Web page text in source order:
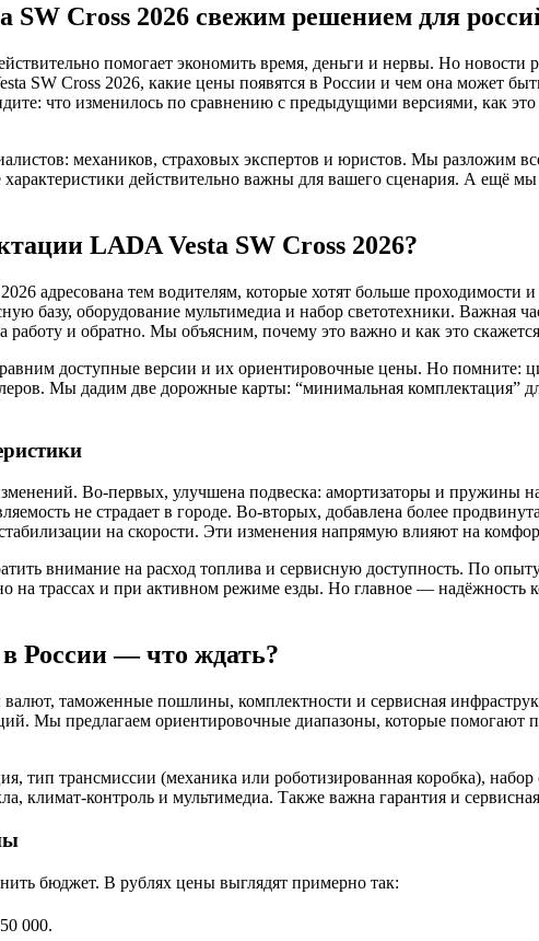
Cross 2026 свежим решением для
помогает экономить время, деньги и нервы. Но новости
SW Cross 2026, какие цены появятся в России и чем она может
что изменилось по сравнению с предыдущими версиями, как это
механиков, страховых экспертов и юристов. Мы разложим
характеристики действительно важны для вашего сценария. А ещё
LADA Vesta SW Cross 2026?
адресована тем водителям, которые хотят больше
базу, оборудование мультимедиа и набор светотехники. Важная
работу и обратно. Мы объясним, почему это важно и как это
доступные версии и их ориентировочные цены. Но помните:
Мы дадим две дорожные карты: “минимальная комплектация”
Во-первых, улучшена подвеска: амортизаторы и пружины
не страдает в городе. Во-вторых, добавлена более
на скорости. Эти изменения напрямую влияют на
внимание на расход топлива и сервисную доступность. По
на трассах и при активном режимe езды. Но главное —
России — что ждать?
таможенные пошлины, комплектности и сервисная
Мы предлагаем ориентировочные диапазоны, которые помогают
тип трансмиссии (механика или роботизированная коробка),
климат-контроль и мультимедиа. Также важна гарантия и
бюджет. В рублях цены выглядят примерно так:
000.